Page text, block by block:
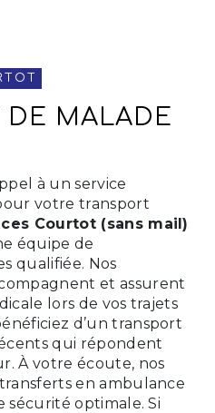
votre transport
Courtot (sans mail)
équipe de
qualifiée. Nos
et assurent
lors de vos trajets
d’un transport
qui répondent
À votre écoute, nos
en ambulance
sécurité optimale. Si